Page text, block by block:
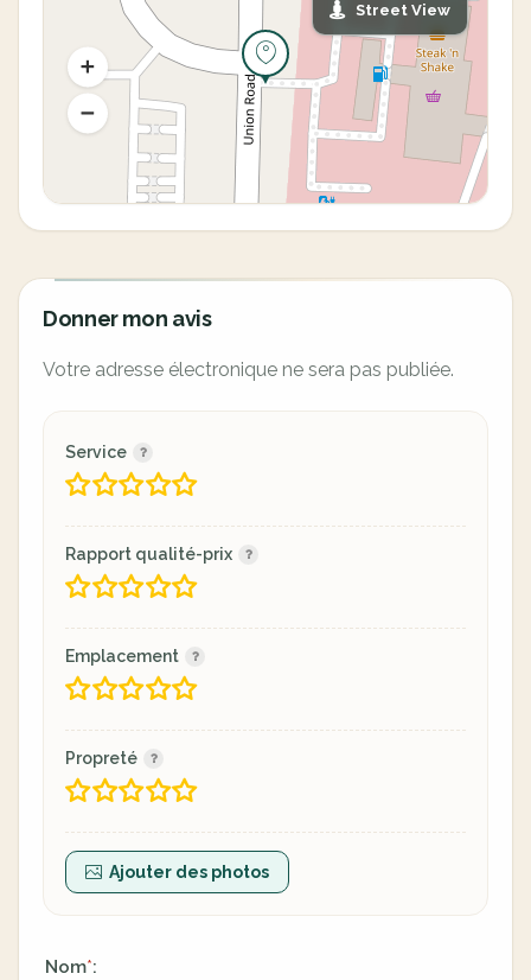
Street View
Donner mon avis
Votre adresse électronique ne sera pas publiée.
Service
Rapport qualité-prix
Emplacement
Propreté
Ajouter des photos
Nom*: